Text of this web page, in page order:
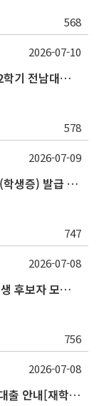
568
[그린바이오 혁신융합대학]2026학년도 2학기 전남대학교 교류 수학 안내
578
2026-07-10
2026학년도 2학기 신규 구성원 S-CARD(학생증) 발급 안내
747
2026-07-09
2026학년도 2학기 본부 해외파견 교환학생 후보자 모집 안내
756
2026-07-08
2026학년도 2학기 한국장학재단 학자금대출 안내[재학생]
2026-07-08